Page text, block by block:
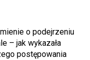
o podejrzeniu
– jak wykazała
postępowania